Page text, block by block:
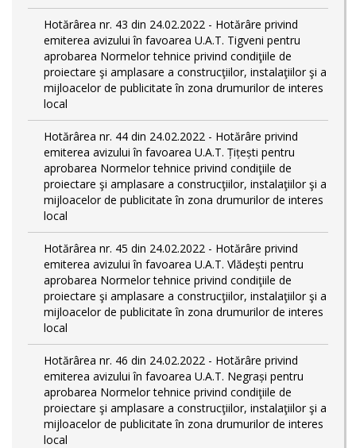
Hotărârea nr. 43 din 24.02.2022 - Hotărâre privind
emiterea avizului în favoarea U.A.T. Tigveni pentru
aprobarea Normelor tehnice privind condiţiile de
proiectare şi amplasare a construcţiilor, instalaţiilor şi a
mijloacelor de publicitate în zona drumurilor de interes
local
Hotărârea nr. 44 din 24.02.2022 - Hotărâre privind
emiterea avizului în favoarea U.A.T. Țițești pentru
aprobarea Normelor tehnice privind condiţiile de
proiectare şi amplasare a construcţiilor, instalaţiilor şi a
mijloacelor de publicitate în zona drumurilor de interes
local
Hotărârea nr. 45 din 24.02.2022 - Hotărâre privind
emiterea avizului în favoarea U.A.T. Vlădești pentru
aprobarea Normelor tehnice privind condiţiile de
proiectare şi amplasare a construcţiilor, instalaţiilor şi a
mijloacelor de publicitate în zona drumurilor de interes
local
Hotărârea nr. 46 din 24.02.2022 - Hotărâre privind
emiterea avizului în favoarea U.A.T. Negrași pentru
aprobarea Normelor tehnice privind condiţiile de
proiectare şi amplasare a construcţiilor, instalaţiilor şi a
mijloacelor de publicitate în zona drumurilor de interes
local